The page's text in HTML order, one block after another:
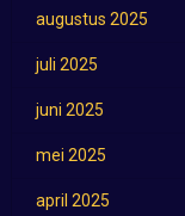
augustus 2025
juli 2025
juni 2025
mei 2025
april 2025